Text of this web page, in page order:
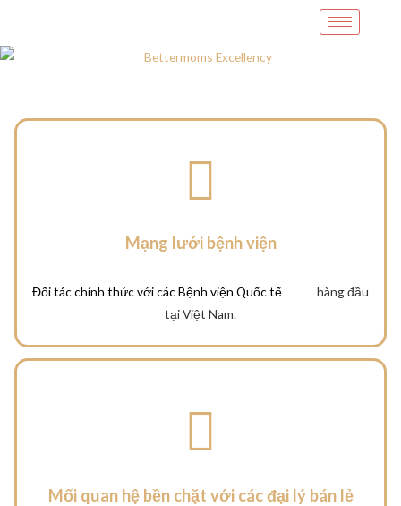
Mạng lưới bệnh viện
Đối tác chính thức với các Bệnh viện Quốc tế hàng đầu
tại Việt Nam.
Mối quan hệ bền chặt với các đại lý bán lẻ